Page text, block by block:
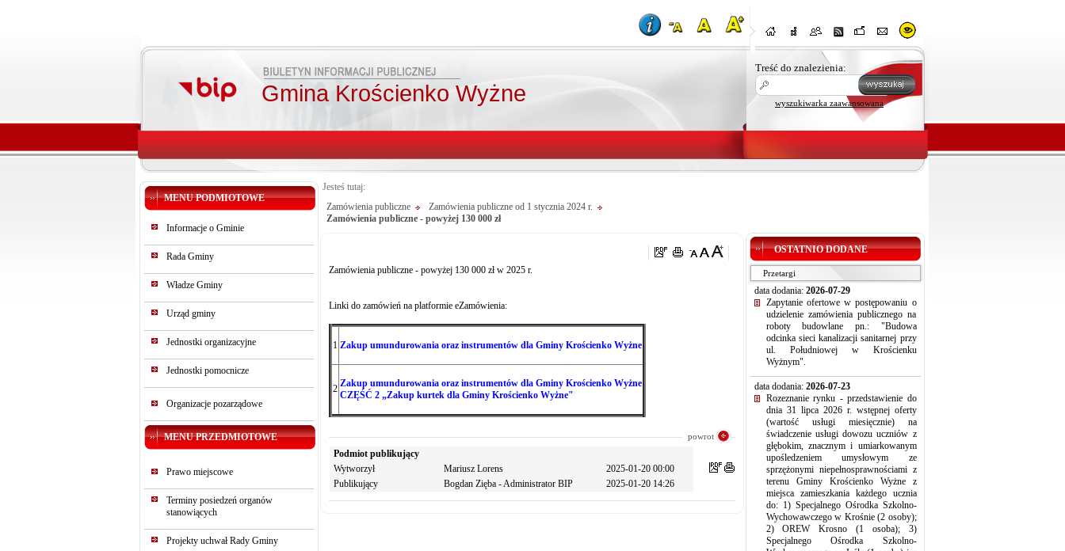
Gmina Krościenko Wyżne
Treść do znalezienia:
wyszukiwarka zaawansowana
MENU PODMIOTOWE
Informacje o Gminie
Rada Gminy
Władze Gminy
Urząd gminy
Jednostki organizacyjne
Jednostki pomocnicze
Organizacje pozarządowe
MENU PRZEDMIOTOWE
Prawo miejscowe
Terminy posiedzeń organów
stanowiących
Projekty uchwał Rady Gminy
Jesteś tutaj:
Zamówienia publiczne
Zamówienia publiczne od 1 stycznia 2024 r.
Zamówienia publiczne - powyżej 130 000 zł
Zamówienia publiczne - powyżej 130 000 zł w 2025 r.
Linki do zamówień na platformie eZamówienia:
1 Zakup umundurowania oraz instrumentów dla Gminy Krościenko Wyżne
2 Zakup umundurowania oraz instrumentów dla Gminy Krościenko Wyżne
CZĘŚĆ 2 „Zakup kurtek dla Gminy Krościenko Wyżne"
powrot
Podmiot publikujący
Wytworzył
Mariusz Lorens
2025-01-20 00:00
Publikujący
Bogdan Zięba - Administrator BIP 2025-01-20 14:26
OSTATNIO DODANE
Przetargi
data dodania: 2026-07-29
Zapytanie ofertowe w postępowaniu o
udzielenie zamówienia publicznego na
roboty budowlane pn.: "Budowa
odcinka sieci kanalizacji sanitarnej przy
ul. Południowej w Krościenku
Wyżnym".
data dodania: 2026-07-23
Rozeznanie rynku - przedstawienie do
dnia 31 lipca 2026 r. wstępnej oferty
(wartość usługi miesięcznie) na
świadczenie usługi dowozu uczniów z
głębokim, znacznym i umiarkowanym
upośledzeniem umysłowym ze
sprzężonymi niepełnosprawnościami z
terenu Gminy Krościenko Wyżne z
miejsca zamieszkania każdego ucznia
do: 1) Specjalnego Ośrodka Szkolno-
Wychowawczego w Krośnie (2 osoby);
2) OREW Krosno (1 osoba); 3)
Specjalnego Ośrodka Szkolno-